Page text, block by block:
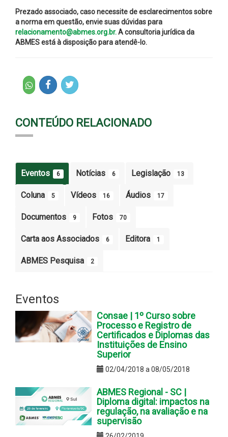
Prezado associado, caso necessite de esclarecimentos sobre
a norma em questão, envie suas dúvidas para
relacionamento@abmes.org.br.A consultoria jurídica da
ABMES está à disposição para atendê-lo.
CONTEÚDO RELACIONADO
Eventos 6 Notícias 6 Legislação 13
Coluna 5 Vídeos 16 Áudios 17
Documentos 9 Fotos 70
Carta aos Associados 6 Editora 1
ABMES Pesquisa 2
Eventos
Consae | 1º Curso sobre
Processo e Registro de
Certificados e Diplomas das
Instituições de Ensino
Superior
02/04/2018 a 08/05/2018
ABMES Regional - SC |
Diploma digital: impactos na
regulação, na avaliação e na
supervisão